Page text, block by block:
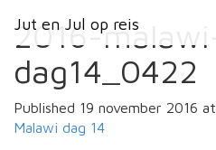
Jut en Jul op reis
Primary
Menu
Jut en Jul op reis
2016-malawi-
dag14_0422
Published 19 november 2016 at
Malawi dag 14